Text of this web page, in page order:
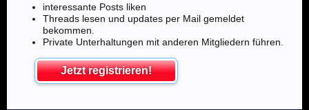
interessante Posts liken
Threads lesen und updates per Mail gemeldet
bekommen.
Private Unterhaltungen mit anderen Mitgliedern führen.
Jetzt registrieren!